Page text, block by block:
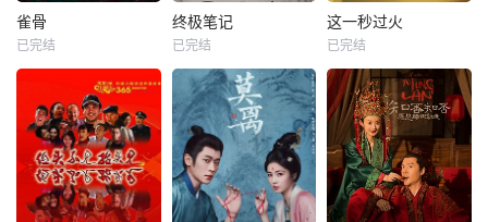
雀骨
已完结
终极笔记
已完结
这一秒过火
已完结